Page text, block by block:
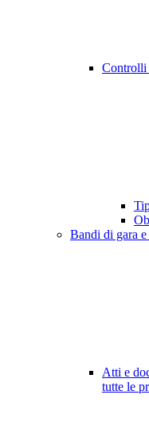
Controlli
Bandi di gara
Atti e
tutte le